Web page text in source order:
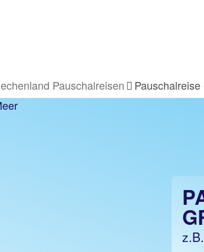
Pauschalreisen